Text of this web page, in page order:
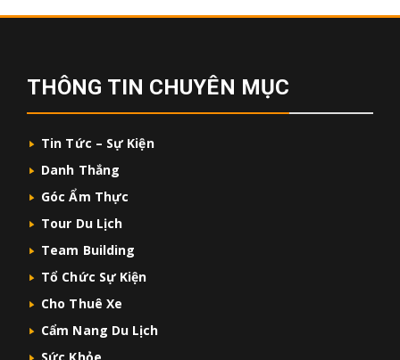
THÔNG TIN CHUYÊN MỤC
Tin Tức – Sự Kiện
Danh Thắng
Góc Ẩm Thực
Tour Du Lịch
Team Building
Tổ Chức Sự Kiện
Cho Thuê Xe
Cẩm Nang Du Lịch